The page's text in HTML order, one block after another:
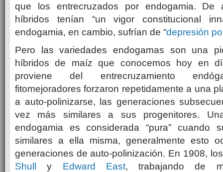
que los entrecruzados por endogamia. De
híbridos tenían “un vigor constitucional
endogamia, en cambio, sufrían de “depresión
Pero las variedades endogamas son una
híbridos de maíz que conocemos hoy en
proviene del entrecruzamiento
fitomejoradores forzaron repetidamente a una
a auto-polinizarse, las generaciones
vez más similares a sus progenitores.
endogamia es considerada “pura” cuando
similares a ella misma, generalmente esto
generaciones de auto-polinización. En 1908,
Shull y Edward East, trabajando de